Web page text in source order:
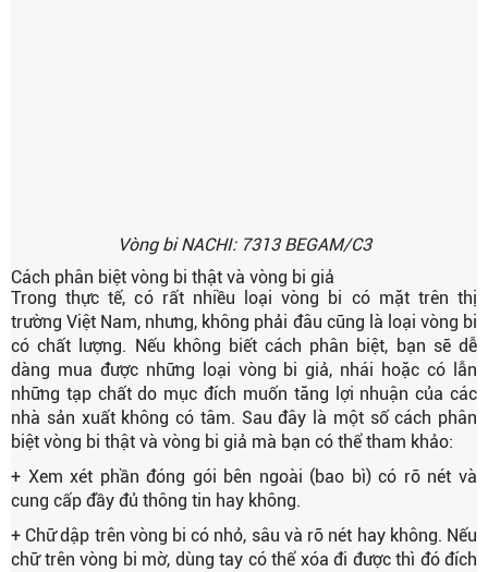
Vòng bi NACHI: 7313 BEGAM/C3
Cách phân biệt vòng bi thật và vòng bi giả
Trong thực tế, có rất nhiều loại vòng bi có mặt trên thị
trường Việt Nam, nhưng, không phải đâu cũng là loại vòng bi
có chất lượng. Nếu không biết cách phân biệt, bạn sẽ dễ
dàng mua được những loại vòng bi giả, nhái hoặc có lẫn
những tạp chất do mục đích muốn tăng lợi nhuận của các
nhà sản xuất không có tâm. Sau đây là một số cách phân
biệt vòng bi thật và vòng bi giả mà bạn có thể tham khảo:
+ Xem xét phần đóng gói bên ngoài (bao bì) có rõ nét và
cung cấp đầy đủ thông tin hay không.
+ Chữ dập trên vòng bi có nhỏ, sâu và rõ nét hay không. Nếu
chữ trên vòng bi mờ, dùng tay có thể xóa đi được thì đó đích